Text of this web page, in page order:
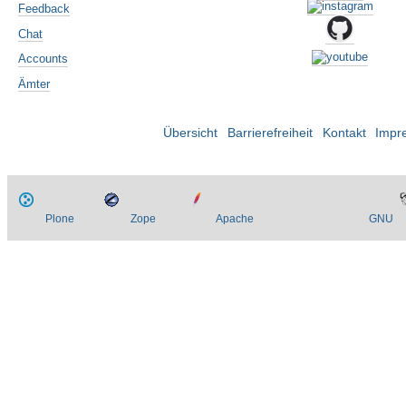
Feedback
Chat
Accounts
Ämter
Übersicht Barrierefreiheit Kontakt
Plone Zope Apache GNU